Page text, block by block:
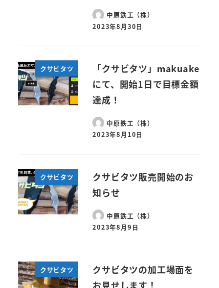
中原鉄工（株）
2023年8月30日
クサビタツ
「クサビタツ」makuake
にて、開始1日で目標金額
達成！
中原鉄工（株）
2023年8月10日
クサビタツ
クサビタツ販売開始のお
知らせ
中原鉄工（株）
2023年8月9日
クサビタツ
クサビタツの加工場面を
お見せします！